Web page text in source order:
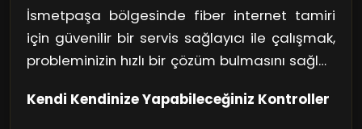
adımı atmanızı sağlar. Unutmayın, sorun
genellikle kablo hasarları, modemin
uyumsuzluğu ya da servis sağlayıcınızla ilgili
bir aksaklık olabilir. Yüksek hız vaadiyle gelen
fiber bağlantılarda sorunların tespiti, zaman
İsmetpaşa bölgesinde fiber internet tamiri
için güvenilir bir servis sağlayıcı ile çalışmak,
probleminizin hızlı bir çözüm bulmasını sağlar.
gereken lisans ve sertifikalara sahip
Kendi Kendinize Yapabileceğiniz Kontroller